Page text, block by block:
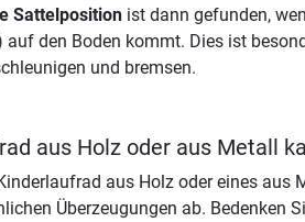
Sattelpositionist dann gefunden,
auf den Boden kommt. Dies ist
und bremsen.
aus Holz oder aus Metall
aus Holz oder eines
Überzeugungen ab. Bedenken